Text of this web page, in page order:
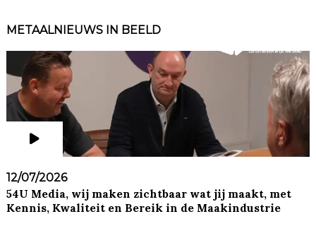
METAALNIEUWS IN BEELD
12/07/2026
54U Media, wij maken zichtbaar wat jij maakt, met
Kennis, Kwaliteit en Bereik in de Maakindustrie